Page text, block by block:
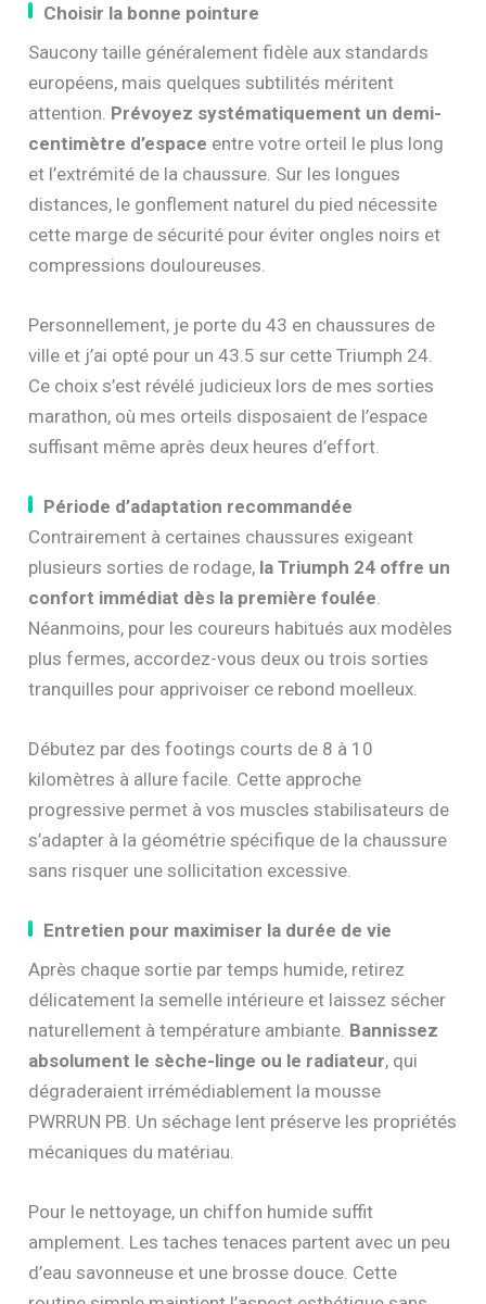
Choisir la bonne pointure
Saucony taille généralement fidèle aux standards
européens, mais quelques subtilités méritent
attention. Prévoyez systématiquement un demi-
centimètre d’espace entre votre orteil le plus long
et l’extrémité de la chaussure. Sur les longues
distances, le gonflement naturel du pied nécessite
cette marge de sécurité pour éviter ongles noirs et
compressions douloureuses.
Personnellement, je porte du 43 en chaussures de
ville et j’ai opté pour un 43.5 sur cette Triumph 24.
Ce choix s’est révélé judicieux lors de mes sorties
marathon, où mes orteils disposaient de l’espace
suffisant même après deux heures d’effort.
Période d’adaptation recommandée
Contrairement à certaines chaussures exigeant
plusieurs sorties de rodage, la Triumph 24 offre un
confort immédiat dès la première foulée
Néanmoins, pour les coureurs habitués aux modèles
plus fermes, accordez-vous deux ou trois sorties
tranquilles pour apprivoiser ce rebond moelleux.
Débutez par des footings courts de 8 à 10
kilomètres à allure facile. Cette approche
progressive permet à vos muscles stabilisateurs de
s’adapter à la géométrie spécifique de la chaussure
sans risquer une sollicitation excessive.
Entretien pour maximiser la durée de vie
Après chaque sortie par temps humide, retirez
délicatement la semelle intérieure et laissez sécher
naturellement à température ambiante. Bannissez
absolument le sèche-linge ou le radiateur, qui
dégraderaient irrémédiablement la mousse
PWRRUN PB. Un séchage lent préserve les propriétés
mécaniques du matériau.
Pour le nettoyage, un chiffon humide suffit
amplement. Les taches tenaces partent avec un peu
d’eau savonneuse et une brosse douce. Cette